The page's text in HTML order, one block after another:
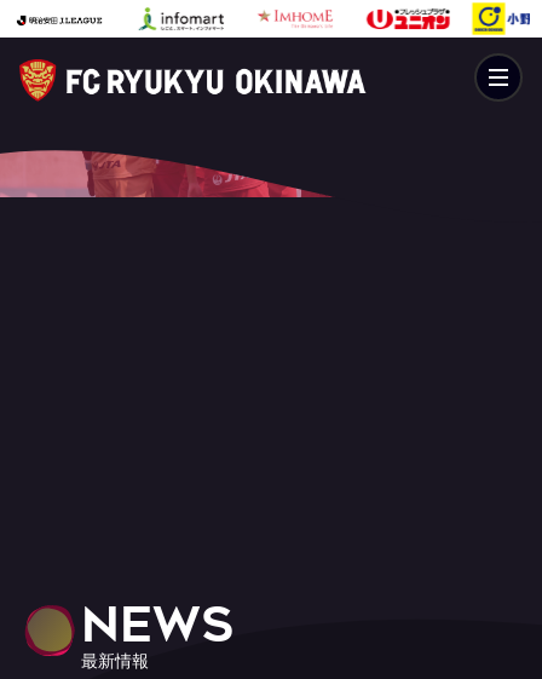
NEWS
最新情報